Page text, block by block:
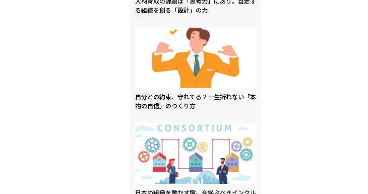
る組織を創る「設計」の力
自分との約束、守れてる？一生折れない「本
物の自信」のつくり方
日本の組織を動かす鍵。今学ぶべきインクル